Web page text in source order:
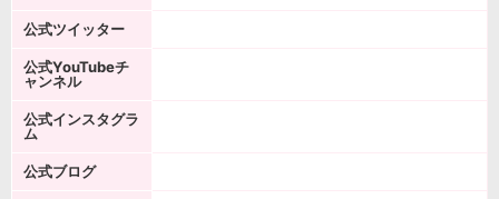
公式ツイッター
公式YouTubeチ
ャンネル
公式インスタグラ
ム
公式ブログ